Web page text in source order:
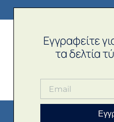
Εγγραφείτε
τα δελτία